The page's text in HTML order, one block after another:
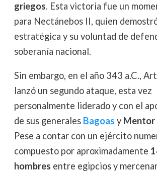
griegos. Esta victoria fue un
para Nectánebos II, quien
estratégica y su voluntad de
soberanía nacional.
Sin embargo, en el año 343 a.C.,
lanzó un segundo ataque, esta vez
personalmente liderado y con el
de sus generales Bagoas y Mentor
Pese a contar con un ejército
compuesto por aproximadamente
hombres entre egipcios y